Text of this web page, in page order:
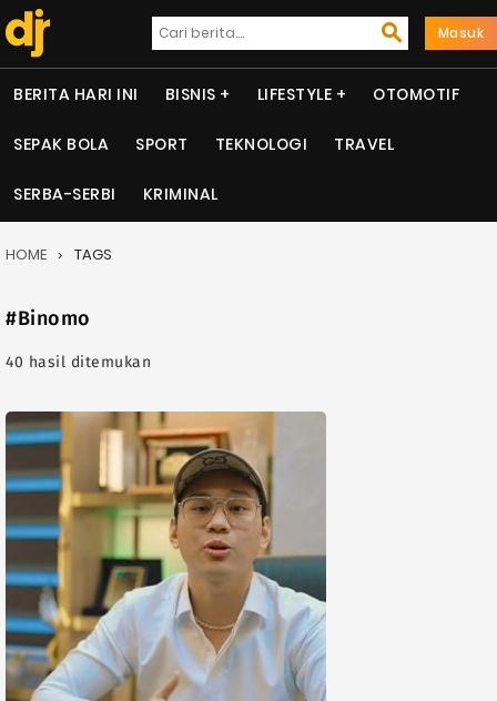
Masuk
BERITA HARI INI BISNIS LIFESTYLE OTOMOTIF
SEPAK BOLA SPORT TEKNOLOGI TRAVEL
SERBA-SERBI KRIMINAL
HOME TAGS
#Binomo
40 hasil ditemukan